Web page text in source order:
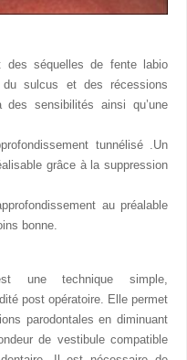
séquelles de fente labio
sulcus et des récessions
sensibilités ainsi qu’une
tunnélisé .Un
grâce à la suppression
au préalable
bonne.
est une technique simple,
post opératoire. Elle permet
parodontales en diminuant
de vestibule compatible